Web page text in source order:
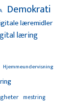
Demokrati
læremidler
læring
Hjemmeundervisning
mestring